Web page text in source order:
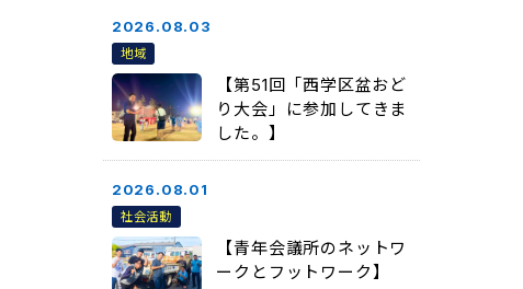
2026.08.03
地域
【第51回「西学区盆おど
り大会」に参加してきま
した。】
2026.08.01
社会活動
【青年会議所のネットワ
ークとフットワーク】